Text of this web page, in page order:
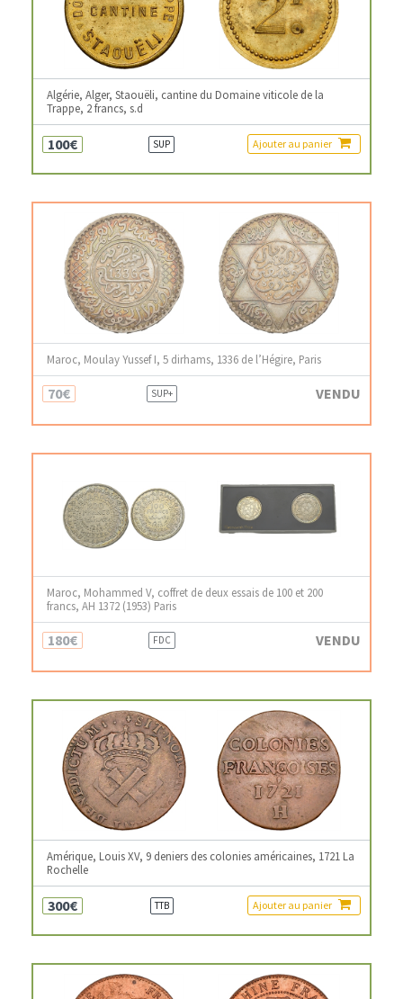
Algérie, Alger, Staouëli, cantine du Domaine viticole de la
Trappe, 2 francs, s.d
100€ SUP Ajouter au panier
Maroc, Moulay Yussef I, 5 dirhams, 1336 de l’Hégire, Paris
70€ SUP+ VENDU
Maroc, Mohammed V, coffret de deux essais de 100 et 200
francs, AH 1372 (1953) Paris
180€ FDC VENDU
Amérique, Louis XV, 9 deniers des colonies américaines, 1721 La
Rochelle
300€ TTB Ajouter au panier